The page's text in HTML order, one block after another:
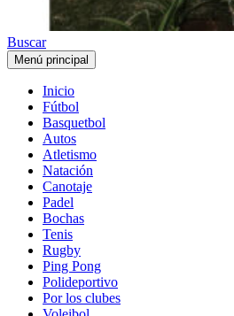
Buscar
Menú principal
Inicio
Fútbol
Basquetbol
Autos
Atletismo
Natación
Canotaje
Padel
Bochas
Tenis
Rugby
Ping Pong
Polideportivo
Por los clubes